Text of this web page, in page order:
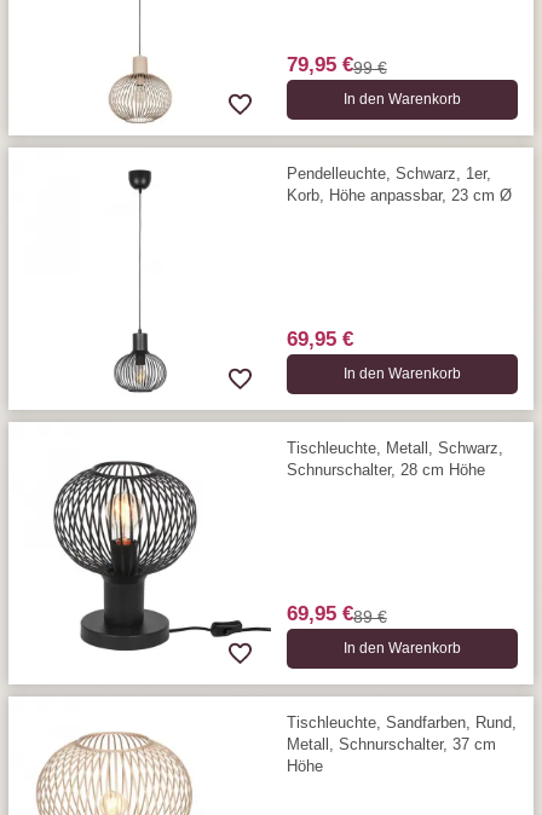
79,95 €99 €
In den Warenkorb
Pendelleuchte, Schwarz, 1er,
Korb, Höhe anpassbar, 23 cm Ø
69,95 €
In den Warenkorb
Tischleuchte, Metall, Schwarz,
Schnurschalter, 28 cm Höhe
69,95 €89 €
In den Warenkorb
Tischleuchte, Sandfarben, Rund,
Metall, Schnurschalter, 37 cm
Höhe